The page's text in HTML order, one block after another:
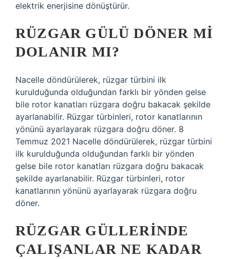
elektrik enerjisine dönüştürür.
RÜZGAR GÜLÜ DÖNER MI
DOLANIR MI?
Nacelle döndürülerek, rüzgar türbini ilk
kurulduğunda olduğundan farklı bir yönden gelse
bile rotor kanatları rüzgara doğru bakacak şekilde
ayarlanabilir. Rüzgar türbinleri, rotor kanatlarının
yönünü ayarlayarak rüzgara doğru döner. 8
Temmuz 2021 Nacelle döndürülerek, rüzgar türbini
ilk kurulduğunda olduğundan farklı bir yönden
gelse bile rotor kanatları rüzgara doğru bakacak
şekilde ayarlanabilir. Rüzgar türbinleri, rotor
kanatlarının yönünü ayarlayarak rüzgara doğru
döner.
RÜZGAR GÜLLERINDE
ÇALIŞANLAR NE KADAR